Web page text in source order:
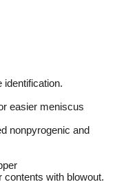
easier meniscus
nonpyrogenic and
with blowout.